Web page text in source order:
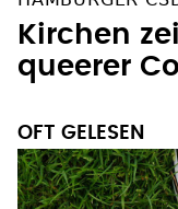
Kirchen
queerer
OFT GELESEN